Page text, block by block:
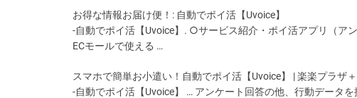
お得な情報お届け便！: 自動でポイ活【Uvoice】
-自動でポイ活【Uvoice】. ○サービス紹介・ポイ活アプリ（ア
ECモールで使える …
スマホで簡単お小遣い！自動でポイ活【Uvoice】 | 楽楽プラザ＋
-自動でポイ活【Uvoice】 … アンケート回答の他、行動データ